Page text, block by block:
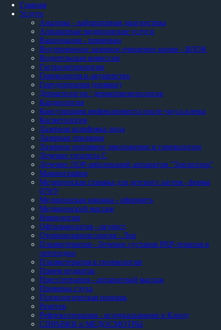
Главная
Услуги
Анализы - лабораторная диагностика
Аппаратные медицинские услуги
Вакцинация - прививки
Внутривенное лазерное очищение крови - ВЛОК
Водительская комиссия
Гастроэнтерология
Гинекология и акушерство
Гирудотерапия (пиявки)
Дерматология / дерматовенерология
Кардиология
Консультация инфекциониста после укуса клеща
Косметология
Лазерная шлифовка лица
Лазерная эпиляция
Лазерное интимное омоложение в гинекологии
Лечение гепатита С
Лечение ЛОР-заболеваний аппаратом "Тонзиллор"
Маммография
Медицинская справка для детского лагеря - форма
079/У
Медицинская книжка - оформить
Медицинский массаж
Неврология
Офтальмология - окулист
Оториноларингология - Лор
Плазмотерапия - Лечение суставов PRP-терапия в
ортопедии
Плазмотерапия в гинекологии
Прием педиатра
Прессотерапия - аппаратный массаж
Проверка слуха
Психологическая помощь
Рентген
Рефлексотерапия - иглоукалывание в Клину
СПРАВКИ и МЕДОСМОТРЫ